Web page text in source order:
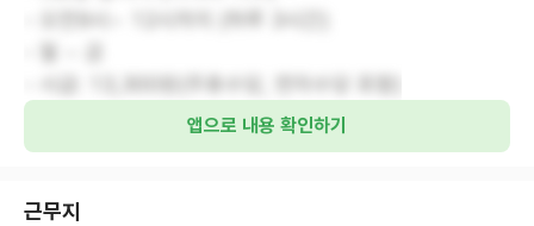
앱으로 내용 확인하기
근무지